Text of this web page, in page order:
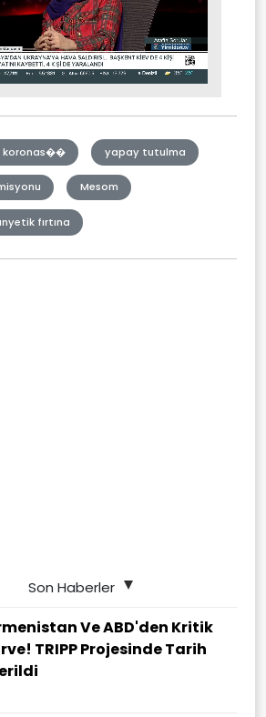
koronas�� yapay tutulma
Mesom
fırtına
Son Haberler
Ve ABD'den Kritik
TRIPP Projesinde Tarih